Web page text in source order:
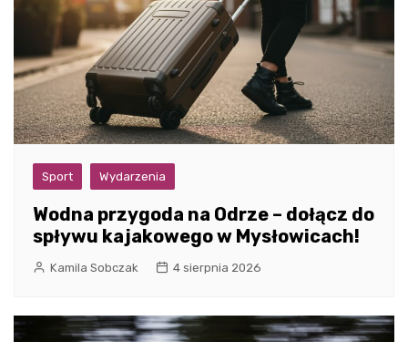
Sport Wydarzenia
Wodna przygoda na Odrze – dołącz do
spływu kajakowego w Mysłowicach!
Kamila Sobczak 4 sierpnia 2026